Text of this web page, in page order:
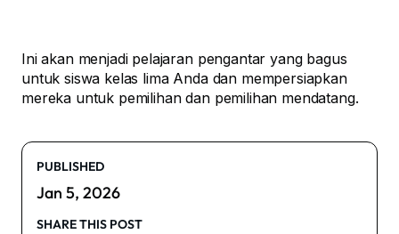
Ini akan menjadi pelajaran pengantar yang bagus
untuk siswa kelas lima Anda dan mempersiapkan
mereka untuk pemilihan dan pemilihan mendatang.
PUBLISHED
Jan 5, 2026
SHARE THIS POST